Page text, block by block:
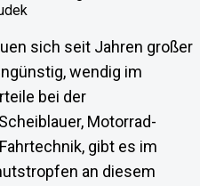
sich seit Jahren großer
wendig im
bei der
Motorrad-
gibt es im
an diesem